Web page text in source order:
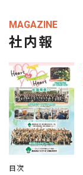
MAGAZINE
社内報
目次